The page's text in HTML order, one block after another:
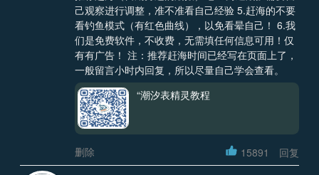
己观察进行调整，准不准看自己经验 5.赶海的不要
看钓鱼模式（有红色曲线），以免看晕自己！ 6.我
们是免费软件，不收费，无需填任何信息可用！仅
有有广告！ 注：推荐赶海时间已经写在页面上了，
一般留言小时内回复，所以尽量自己学会查看。
“潮汐表精灵教程
删除 15891 回复